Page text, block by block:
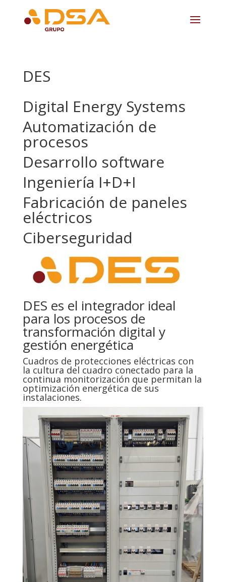
DES
Digital Energy Systems
Automatización de
procesos
Desarrollo software
Ingeniería I+D+I
Fabricación de paneles
eléctricos
Ciberseguridad
DES es el integrador ideal
para los procesos de
transformación digital y
gestión energética
Cuadros de protecciones eléctricas con
la cultura del cuadro conectado para la
continua monitorización que permitan la
optimización energética de sus
instalaciones.